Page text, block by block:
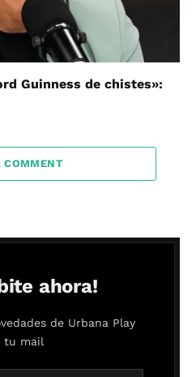
Guinness de chistes»:
COMMENT
ahora!
de Urbana Play
tu mail